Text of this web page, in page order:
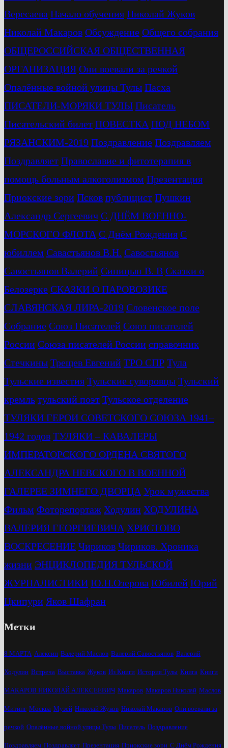
Вересаева Начало обучения Николай Жуков
Николай Макаров Обсуждение Общего собрания
ОБЩЕРОССИЙСКАЯ ОБЩЕСТВЕННАЯ
ОРГАНИЗАЦИЯ Они воевали за речкой
Опалённые войной улицы Тулы Пасха
ПИСАТЕЛИ-МОРЯКИ ТУЛЫ Писатель
Писательский билет ПОВЕСТКА ПОД НЕБОМ
РЯЗАНСКИМ-2019 Поздравление Поздравляем
Поздравляет Православие и фитотерапия в
помощь больным алкоголизмом Презентация
Приокские зори Псков публицист Пушкин
Александр Сергеевич С ДНЁМ ВОЕННО-
МОРСКОГО ФЛОТА С Днём Рождения С
юбиллем Савастьянов В.Н. Савостьянов
Савостьянов Валерий Синицын В. В Сказки о
Белозерке СКАЗКИ О ПАРОВОЗИКЕ
СЛАВЯНСКАЯ ЛИРА-2019 Словенское поле
Собрание Союз Писателей Союз писателей
России Союза писателей России справочник
Стечкины Трещев Евгений ТРО СПР Тула
Тульские известия Тульские суворовцы Тульский
кремль тульский поэт Тульское отделение
ТУЛЯКИ ГЕРОИ СОВЕТСКОГО СОЮЗА 1941–
1942 годов ТУЛЯКИ – КАВАЛЕРЫ
ИМПЕРАТОРСКОГО ОРДЕНА СВЯТОГО
АЛЕКСАНДРА НЕВСКОГО В ВОЕННОЙ
ГАЛЕРЕЕ ЗИМНЕГО ДВОРЦА Урок мужества
Фильм Фоторепортаж Ходулин ХОДУЛИНА
ВАЛЕРИЯ ГЕОРГИЕВИЧА ХРИСТОВО
ВОСКРЕСЕНИЕ Чириков Чириков. Хроника
жизни ЭНЦИКЛОПЕДИЯ ТУЛЬСКОЙ
ЖУРНАЛИСТИКИ Ю.Н.Озерова Юбилей Юрий
Цкипури Яков Шафран
Метки
8 МАРТА Алексин Валерий Маслов Валерий Савостьянов Валерий
Ходулин Встреча Выставка Жуков Из Книги История Тулы Книга Книги
МАКАРОВ НИКОЛАЙ АЛЕКСЕЕВИЧ Макаров Макаров Николай Маслов
Митинг Москва Музей Николай Жуков Николай Макаров Они воевали за
речкой Опалённые войной улицы Тулы Писатель Поздравление
Поздравляем Поздравляет Презентация Приокские зори С Днём Рождения